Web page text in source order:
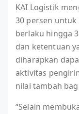
KAI Logistik
30 persen
berlaku hingga
dan ketentuan
diharapkan
aktivitas
nilai tambah
“Selain